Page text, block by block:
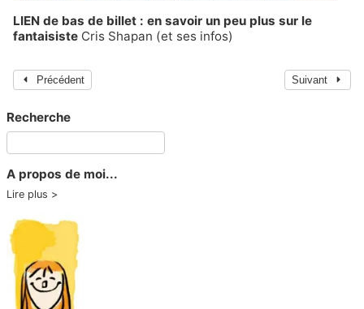
LIEN de bas de billet : en savoir un peu plus sur le
fantaisiste Cris Shapan (et ses infos)
Précédent Suivant
Recherche
A propos de moi...
Lire plus